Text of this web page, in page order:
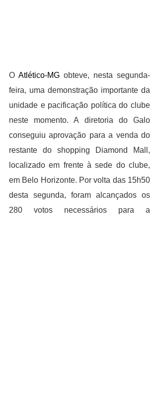
O Atlético-MG obteve, nesta segunda-
feira, uma demonstração importante da
unidade e pacificação política do clube
neste momento. A diretoria do Galo
conseguiu aprovação para a venda do
restante do shopping Diamond Mall,
localizado em frente à sede do clube,
em Belo Horizonte. Por volta das 15h50
desta segunda, foram alcançados os
280 votos necessários para a